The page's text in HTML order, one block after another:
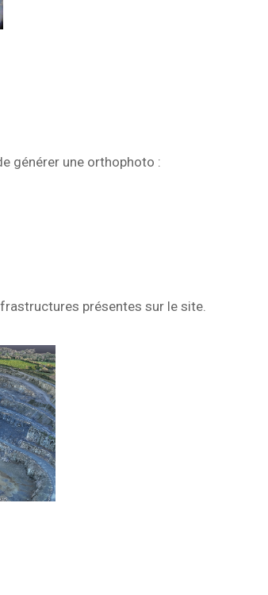
générer une orthophoto :
présentes sur le site.